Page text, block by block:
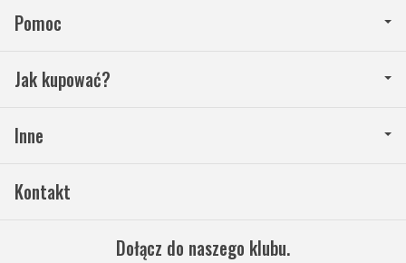
Pomoc
Jak kupować?
Inne
Kontakt
Dołącz do naszego klubu.